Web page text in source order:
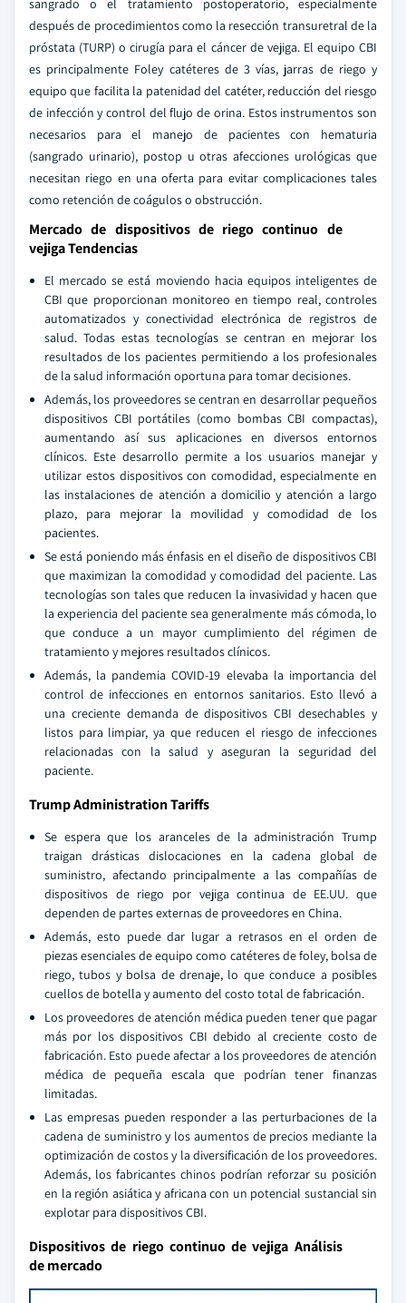
sangrado o el tratamiento postoperatorio, especialmente
después de procedimientos como la resección transuretral de la
próstata (TURP) o cirugía para el cáncer de vejiga. El equipo CBI
es principalmente Foley catéteres de 3 vías, jarras de riego y
equipo que facilita la patenidad del catéter, reducción del riesgo
de infección y control del flujo de orina. Estos instrumentos son
necesarios para el manejo de pacientes con hematuria
(sangrado urinario), postop u otras afecciones urológicas que
necesitan riego en una oferta para evitar complicaciones tales
como retención de coágulos o obstrucción.
Mercado de dispositivos de riego continuo de
vejiga Tendencias
El mercado se está moviendo hacia equipos inteligentes de
CBI que proporcionan monitoreo en tiempo real, controles
automatizados y conectividad electrónica de registros de
salud. Todas estas tecnologías se centran en mejorar los
resultados de los pacientes permitiendo a los profesionales
de la salud información oportuna para tomar decisiones.
Además, los proveedores se centran en desarrollar pequeños
dispositivos CBI portátiles (como bombas CBI compactas),
aumentando así sus aplicaciones en diversos entornos
clínicos. Este desarrollo permite a los usuarios manejar y
utilizar estos dispositivos con comodidad, especialmente en
las instalaciones de atención a domicilio y atención a largo
plazo, para mejorar la movilidad y comodidad de los
pacientes.
Se está poniendo más énfasis en el diseño de dispositivos CBI
que maximizan la comodidad y comodidad del paciente. Las
tecnologías son tales que reducen la invasividad y hacen que
la experiencia del paciente sea generalmente más cómoda, lo
que conduce a un mayor cumplimiento del régimen de
tratamiento y mejores resultados clínicos.
Además, la pandemia COVID-19 elevaba la importancia del
control de infecciones en entornos sanitarios. Esto llevó a
una creciente demanda de dispositivos CBI desechables y
listos para limpiar, ya que reducen el riesgo de infecciones
relacionadas con la salud y aseguran la seguridad del
paciente.
Trump Administration Tariffs
Se espera que los aranceles de la administración Trump
traigan drásticas dislocaciones en la cadena global de
suministro, afectando principalmente a las compañías de
dispositivos de riego por vejiga continua de EE.UU. que
dependen de partes externas de proveedores en China.
Además, esto puede dar lugar a retrasos en el orden de
piezas esenciales de equipo como catéteres de foley, bolsa de
riego, tubos y bolsa de drenaje, lo que conduce a posibles
cuellos de botella y aumento del costo total de fabricación.
Los proveedores de atención médica pueden tener que pagar
más por los dispositivos CBI debido al creciente costo de
fabricación. Esto puede afectar a los proveedores de atención
médica de pequeña escala que podrían tener finanzas
limitadas.
Las empresas pueden responder a las perturbaciones de la
cadena de suministro y los aumentos de precios mediante la
optimización de costos y la diversificación de los proveedores.
Además, los fabricantes chinos podrían reforzar su posición
en la región asiática y africana con un potencial sustancial sin
explotar para dispositivos CBI.
Dispositivos de riego continuo de vejiga Análisis
de mercado